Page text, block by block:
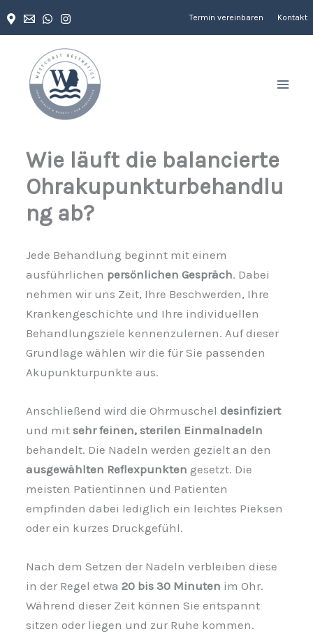
Inhalt
Termin vereinbaren Kontakt
Wie läuft die balancierte
Ohrakupunkturbehandlu
ng ab?
Jede Behandlung beginnt mit einem
ausführlichen persönlichen Gespräch. Dabei
nehmen wir uns Zeit, Ihre Beschwerden, Ihre
Krankengeschichte und Ihre individuellen
Behandlungsziele kennenzulernen. Auf dieser
Grundlage wählen wir die für Sie passenden
Akupunkturpunkte aus.
Anschließend wird die Ohrmuschel desinfiziert
und mit sehr feinen, sterilen Einmalnadeln
behandelt. Die Nadeln werden gezielt an den
ausgewählten Reflexpunkten gesetzt. Die
meisten Patientinnen und Patienten
empfinden dabei lediglich ein leichtes Pieksen
oder ein kurzes Druckgefühl.
Nach dem Setzen der Nadeln verbleiben diese
in der Regel etwa 20 bis 30 Minuten im Ohr.
Während dieser Zeit können Sie entspannt
sitzen oder liegen und zur Ruhe kommen.